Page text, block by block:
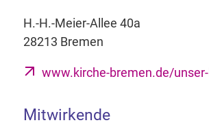
H.-H.-Meier-Allee 40a
28213 Bremen
www.kirche-bremen.de/
Mitwirkende